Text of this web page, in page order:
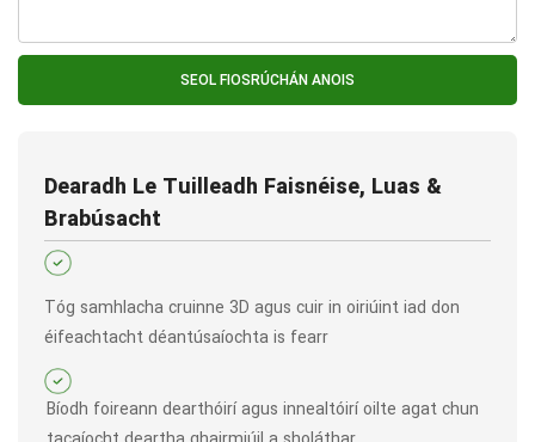
SEOL FIOSRÚCHÁN ANOIS
Dearadh Le Tuilleadh Faisnéise, Luas &
Brabúsacht
Tóg samhlacha cruinne 3D agus cuir in oiriúint iad don
éifeachtacht déantúsaíochta is fearr
Bíodh foireann dearthóirí agus innealtóirí oilte agat chun